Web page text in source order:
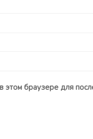
этом браузере для